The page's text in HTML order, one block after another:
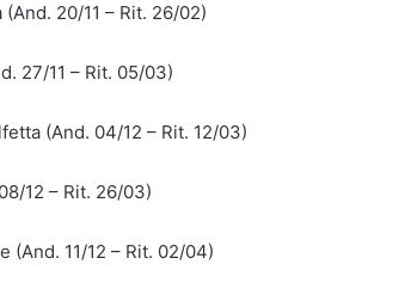
20/11 – Rit. 26/02)
27/11 – Rit. 05/03)
(And. 04/12 – Rit. 12/03)
12 – Rit. 26/03)
(And. 11/12 – Rit. 02/04)